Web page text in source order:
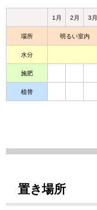
1月 2月 3月
場所 明るい室内
水分
施肥
植替
置き場所